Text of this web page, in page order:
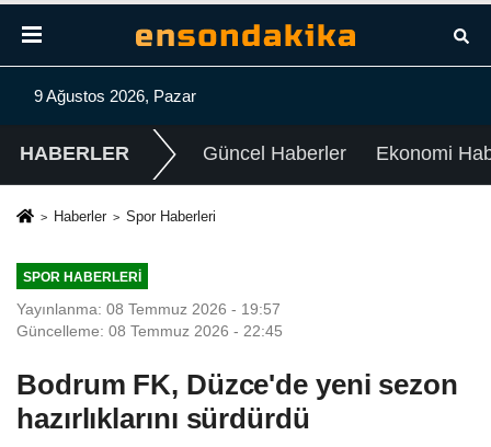
9 Ağustos 2026, Pazar
HABERLER Güncel Haberler Ekonomi
Haberler Spor Haberleri
SPOR HABERLERI
Yayınlanma: 08 Temmuz 2026 - 19:57
Güncelleme: 08 Temmuz 2026 - 22:45
Bodrum FK, Düzce'de yeni sezon
hazırlıklarını sürdürdü